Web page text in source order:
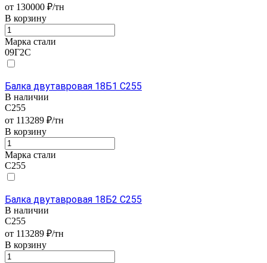
от 130000 ₽/тн
В корзину
Марка стали
09Г2С
Балка двутавровая 18Б1 С255
В наличии
С255
от 113289 ₽/тн
В корзину
Марка стали
С255
Балка двутавровая 18Б2 С255
В наличии
С255
от 113289 ₽/тн
В корзину